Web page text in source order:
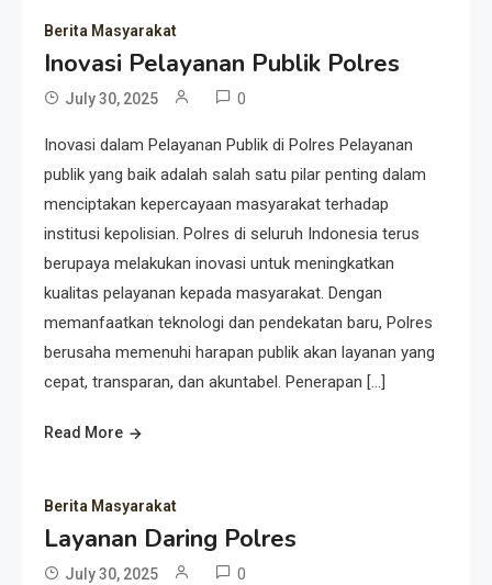
Berita Masyarakat
Inovasi Pelayanan Publik Polres
July 30, 2025 0
Inovasi dalam Pelayanan Publik di Polres Pelayanan
publik yang baik adalah salah satu pilar penting dalam
menciptakan kepercayaan masyarakat terhadap
institusi kepolisian. Polres di seluruh Indonesia terus
berupaya melakukan inovasi untuk meningkatkan
kualitas pelayanan kepada masyarakat. Dengan
memanfaatkan teknologi dan pendekatan baru, Polres
berusaha memenuhi harapan publik akan layanan yang
cepat, transparan, dan akuntabel. Penerapan […]
Read More
Berita Masyarakat
Layanan Daring Polres
July 30, 2025 0